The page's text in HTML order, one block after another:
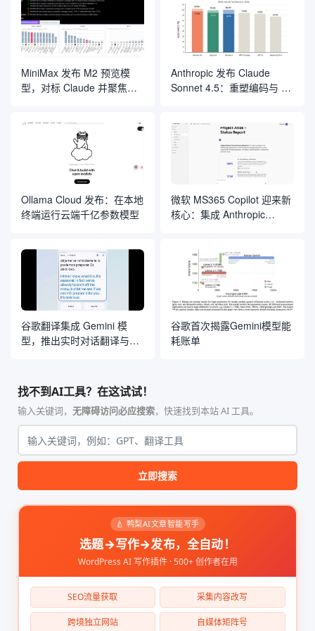
MiniMax 发布 M2 预览模
型，对标 Claude 并聚焦编
Anthropic 发布 Claude
Sonnet 4.5：重塑编码与 AI
Ollama Cloud 发布：在本地
终端运行云端千亿参数模型
微软 MS365 Copilot 迎来新
核心：集成 Anthropic
谷歌翻译集成 Gemini 模
型，推出实时对话翻译与定
谷歌首次揭露Gemini模型能
耗账单
找不到AI工具？在这试试！
输入关键词， 无障碍访问必应搜索，快速找到本站 AI 工具。
立即搜索
🍐 鸭梨AI文章智能写手
选题→写作→发布，全自动！
WordPress AI 写作插件 · 500+ 创作者在用
SEO流量获取 采集内容改写
跨境独立网站 自媒体矩阵号